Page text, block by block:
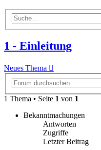
1 - Einleitung
Neues Thema
1 Thema • Seite 1 von 1
Bekanntmachungen
Antworten
Zugriffe
Letzter Beitrag